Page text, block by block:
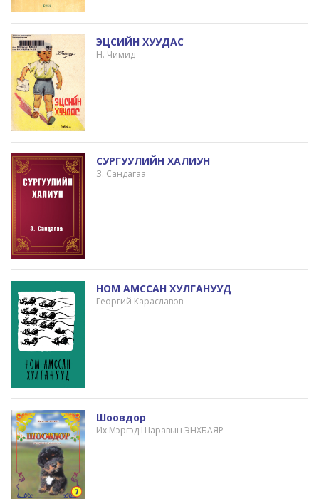
ЭЦСИЙН ХУУДАС
Н. Чимид
СУРГУУЛИЙН ХАЛИУН
З. Сандагаа
НОМ АМССАН ХУЛГАНУУД
Георгий Караславов
Шоовдор
Их Мэргэд Шаравын ЭНХБАЯР